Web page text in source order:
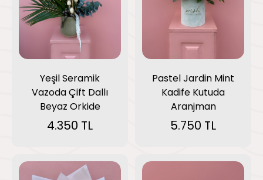
Yeşil Seramik
Vazoda Çift Dallı
Beyaz Orkide
4.350 TL
Pastel Jardin Mint
Kadife Kutuda
Aranjman
5.750 TL